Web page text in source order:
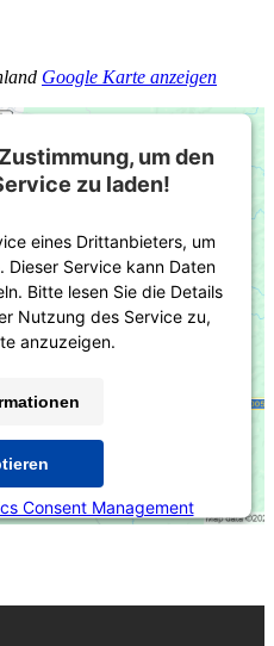
Google Karte anzeigen
um den
zu laden!
eines Drittanbieters, um
Dieser Service kann Daten
Bitte lesen Sie die Details
Nutzung des Service zu,
anzuzeigen.
Consent Management
eRecht24